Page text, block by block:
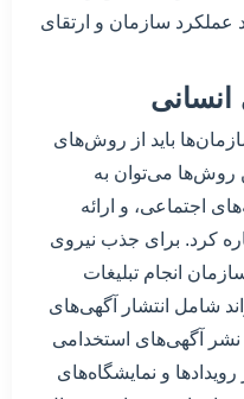
عملکرد سازمان و ارتقای
باید از روش‌های
روش‌ها می‌توان به
اجتماعی، و ارائه
کرد. برای جذب نیروی
انجام تبلیغات
شامل انتشار آگهی‌های
نشر آگهی‌های استخدامی
و نمایشگاه‌های